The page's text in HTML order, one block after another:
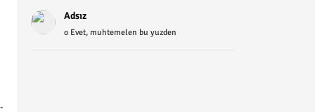
Adsız
o Evet, muhtemelen bu yuzden